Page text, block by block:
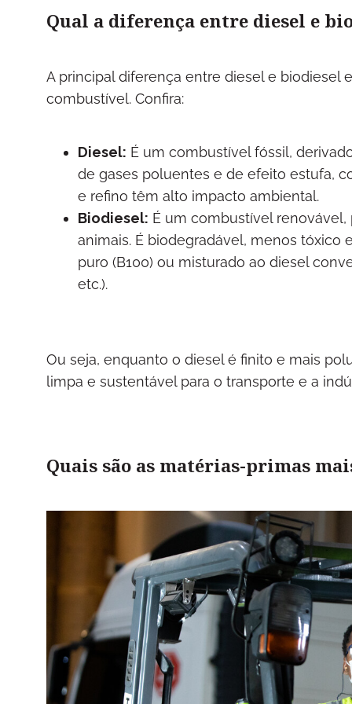
Qual a diferença entre diesel e
A principal diferença entre diesel e biodiesel
combustível. Confira:
Diesel: É um combustível fóssil,
de gases poluentes e de efeito estufa,
e refino têm alto impacto ambiental.
Biodiesel: É um combustível
animais. É biodegradável, menos
puro (B100) ou misturado ao diesel
etc.).
Ou seja, enquanto o diesel é finito e mais
limpa e sustentável para o transporte e a
Quais são as matérias-primas